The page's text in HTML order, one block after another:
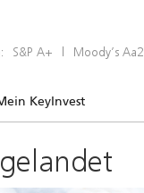
S&P A+ | Moody’s Aa2
KeyInvest